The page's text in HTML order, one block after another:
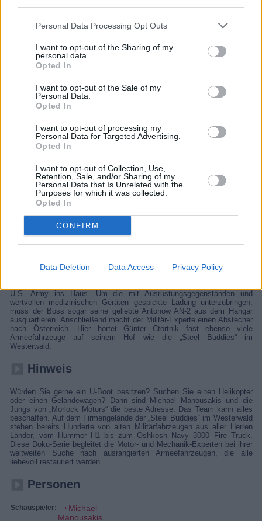
Personal Data Processing Opt Outs
I want to opt-out of the Sharing of my
personal data.
Opted In
I want to opt-out of the Sale of my
Personal Data.
Opted In
I want to opt-out of processing my
Personal Data for Targeted Advertising.
Opted In
I want to opt-out of Collection, Use,
Retention, Sale, and/or Sharing of my
Personal Data that Is Unrelated with the
Purposes for which it was collected.
Opted In
CONFIRM
Data Deletion Data Access Privacy Policy
Des Wahnsinns fette Beute (Deutschland,2015
Folge 1 Staffel 2
Serie Doku-Soap
Details
Michael Manousakis und sein Team haben alle Hände voll zu tun. Die
U.S. Army ins Haus. Um die mit Ausrüstungsgegenständen und
wertvollen medizinischen Geräten gespickte Ladung unterzubringen,
muss der Boss sogar seine geliebte Antonow AN-2 aus dem Hangar
ausquartieren. Anschließend macht der Militär-Experte einen Abstecher
nach Österreich. Hier hortet Günter Ctortnik fast ebenso viele
Armeefahrzeuge auf seinem Hof wie die „Steel Buddies“ im
Westerwald.
Hinweis
Würden Sie gerne ein U-Boot besitzen? Suchen Sie einen Helikopter
oder einen Geländewagen? Dann sind Michael Manousakis und die
Jungs von „Morlock Motors“ die beste Adresse. Das Team kann alles
beschaffen. Auf dem Firmengelände der „Steel Buddies“ im Westerwald
stehen bereits Hunderte von alten Militärfahrzeugen aus aller Herren
Länder, vom Hummer H1 bis zum Oshkosh Navy 3000 Fire Truck.
Diese Doku-Serie begleitet die Motor- und Mechanik-Experten bei ihrer
weltweiten Suche nach ausrangierten Armeefahrzeugen, die alle
liebevoll restauriert werden.
Personen
Schauspieler:
Michael
Manousakis